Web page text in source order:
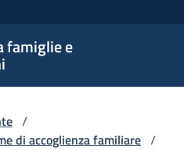
famiglie e
/
di accoglienza familiare /